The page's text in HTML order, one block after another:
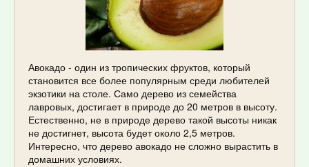
Авокадо - один из тропических фруктов, который
становится все более популярным среди любителей
экзотики на столе. Само дерево из семейства
лавровых, достигает в природе до 20 метров в высоту.
Естественно, не в природе дерево такой высоты никак
не достигнет, высота будет около 2,5 метров.
Интересно, что дерево авокадо не сложно вырастить в
домашних условиях.